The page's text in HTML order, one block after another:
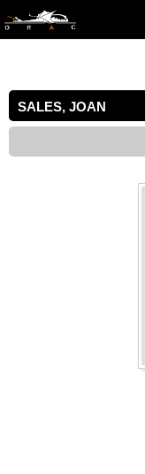
SALES, JOAN